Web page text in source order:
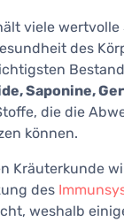
viele
des
Saponine,
die die
können.
Kräuterkunde
des
weshalb